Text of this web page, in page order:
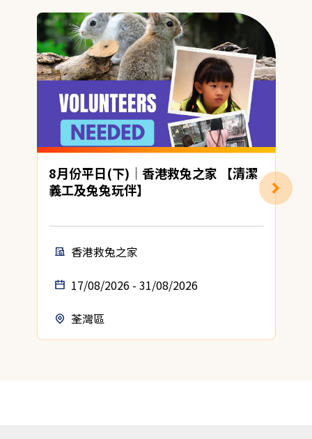
8月份平日(下)｜香港救兔之家 【清潔
義工及兔兔玩伴】
香港救兔之家
17/08/2026 - 31/08/2026
荃灣區